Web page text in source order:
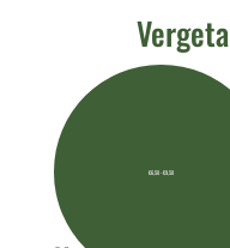
€6,50-€9,50Prijsklasse: €6,50 tot €9,50